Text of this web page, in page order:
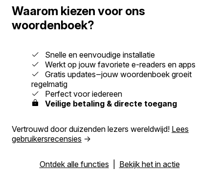
Waarom kiezen voor ons
woordenboek?
Snelle en eenvoudige installatie
Werkt op jouw favoriete e-readers en apps
Gratis updates‒jouw woordenboek groeit
regelmatig
Perfect voor iedereen
Veilige betaling & directe toegang
Vertrouwd door duizenden lezers wereldwijd! Lees
gebruikersrecensies →
Ontdek alle functies Bekijk het in actie